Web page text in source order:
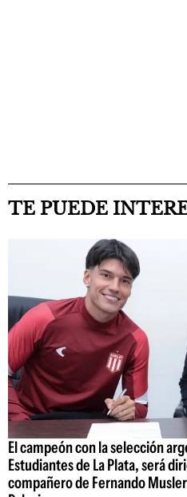
TE PUEDE
El campeón con la selección
Estudiantes de La Plata, será
compañero de Fernando